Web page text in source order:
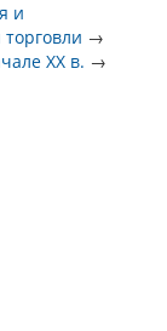
и
→
XX в. →